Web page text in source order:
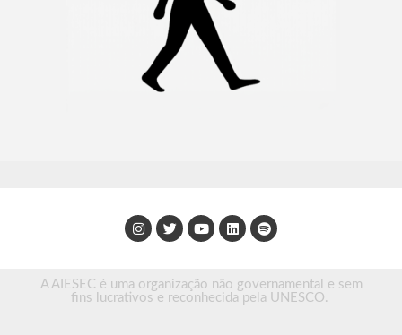
A AIESEC é uma organização não governamental e sem
fins lucrativos e reconhecida pela UNESCO.